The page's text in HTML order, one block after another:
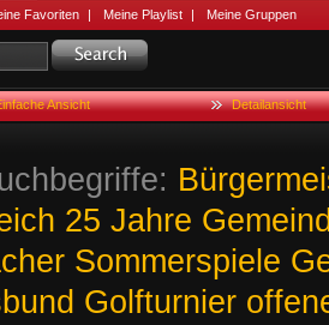
Favoriten | Meine Playlist | Meine Gruppen
Ansicht Detailansicht
25 Jahre
Sommerspiele
Golfturnier